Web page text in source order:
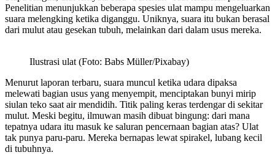
Penelitian menunjukkan beberapa spesies ulat mampu mengeluarkan
suara melengking ketika diganggu. Uniknya, suara itu bukan berasal
dari mulut atau gesekan tubuh, melainkan dari dalam usus mereka.
Ilustrasi ulat (Foto: Babs Müller/Pixabay)
Menurut laporan terbaru, suara muncul ketika udara dipaksa
melewati bagian usus yang menyempit, menciptakan bunyi mirip
siulan teko saat air mendidih. Titik paling keras terdengar di sekitar
mulut. Meski begitu, ilmuwan masih dibuat bingung: dari mana
tepatnya udara itu masuk ke saluran pencernaan bagian atas? Ulat
tak punya paru-paru. Mereka bernapas lewat spirakel, lubang kecil
di tubuhnya.